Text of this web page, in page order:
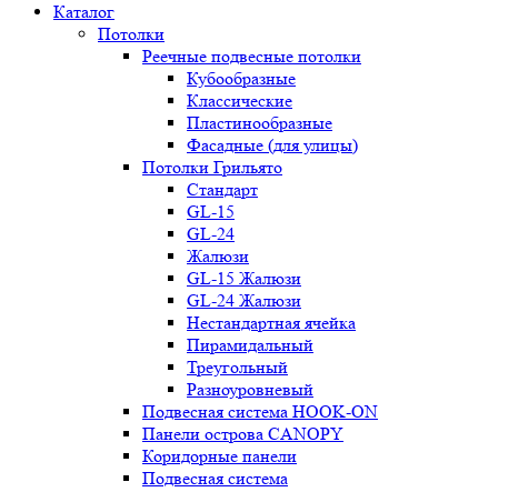
Каталог
Потолки
Реечные подвесные потолки
Кубообразные
Классические
Пластинообразные
Фасадные (для улицы)
Потолки Грильято
Стандарт
GL-15
GL-24
Жалюзи
GL-15 Жалюзи
GL-24 Жалюзи
Нестандартная ячейка
Пирамидальный
Треугольный
Разноуровневый
Подвесная система HOOK-ON
Панели острова CANOPY
Коридорные панели
Подвесная система